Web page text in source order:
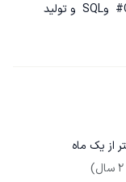
پایگاه هوانیروز شهید وطنپور اصفهان با C#  وSQL  و تولید